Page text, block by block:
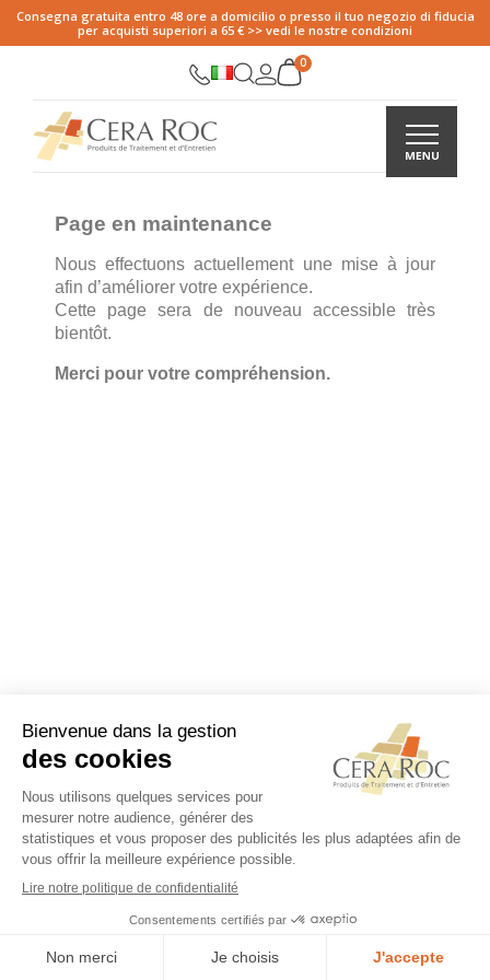
Consegna gratuita entro 48 ore a domicilio o presso il tuo negozio di fiducia
per acquisti superiori a 65 € >> vedi le nostre condizioni
Page en maintenance
Nous effectuons actuellement une mise à jour
afin d’améliorer votre expérience.
Cette page sera de nouveau accessible très
bientôt.
Merci pour votre compréhension.